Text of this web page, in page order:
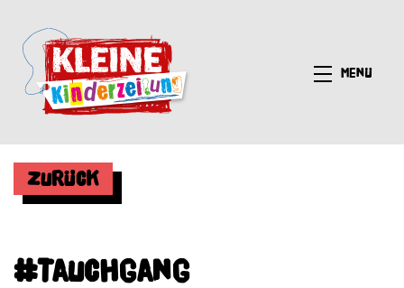
Menü
Zurück
#Tauchgang